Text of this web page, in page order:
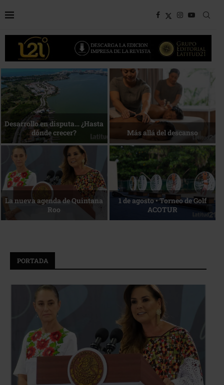
Bottega, un viaje servido a la
mesa
Energía que Impulsa la
competitividad
Reconocimiento de viajeros La esencia del servicio
PORTADA